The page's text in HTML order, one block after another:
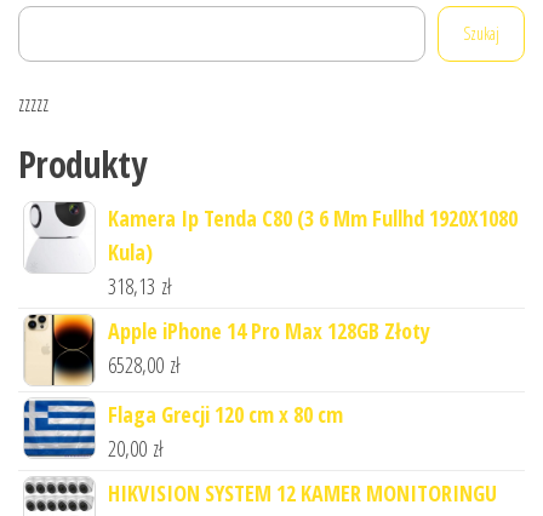
Szukaj
zzzzz
Produkty
Kamera Ip Tenda C80 (3 6 Mm Fullhd 1920X1080
Kula)
318,13 zł
Apple iPhone 14 Pro Max 128GB Złoty
6528,00 zł
Flaga Grecji 120 cm x 80 cm
20,00 zł
HIKVISION SYSTEM 12 KAMER MONITORINGU